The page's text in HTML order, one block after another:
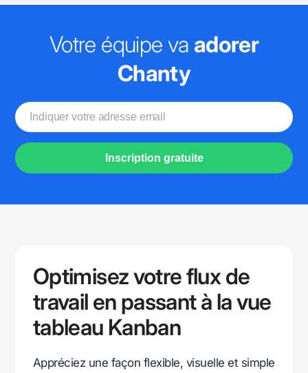
Votre équipe va adorer
Chanty
Inscription gratuite
Optimisez votre flux de
travail en passant à la vue
tableau Kanban
Appréciez une façon flexible, visuelle et simple